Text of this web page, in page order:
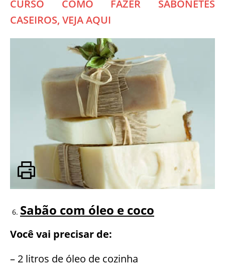
CURSO COMO FAZER SABONETES
CASEIROS, VEJA AQUI
Sabão com óleo e coco
Você vai precisar de:
– 2 litros de óleo de cozinha